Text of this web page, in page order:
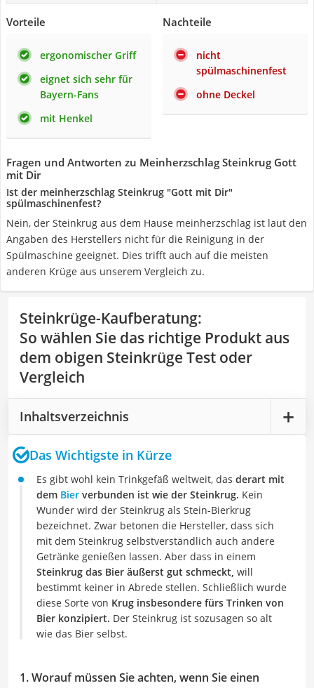
Vorteile
ergonomischer Griff
eignet sich sehr für
Bayern-Fans
mit Henkel
Nachteile
nicht
spülmaschinenfest
ohne Deckel
Fragen und Antworten zu Meinherzschlag Steinkrug Gott
mit Dir
Ist der meinherzschlag Steinkrug "Gott mit Dir"
spülmaschinenfest?
Nein, der Steinkrug aus dem Hause meinherzschlag ist laut den
Angaben des Herstellers nicht für die Reinigung in der
Spülmaschine geeignet. Dies trifft auch auf die meisten
anderen Krüge aus unserem Vergleich zu.
Steinkrüge-Kaufberatung:
So wählen Sie das richtige Produkt aus
dem obigen Steinkrüge Test oder
Vergleich
Inhaltsverzeichnis
Das Wichtigste in Kürze
Es gibt wohl kein Trinkgefäß weltweit, das derart mit
dem Bier verbunden ist wie der Steinkrug. Kein
Wunder wird der Steinkrug als Stein-Bierkrug
bezeichnet. Zwar betonen die Hersteller, dass sich
mit dem Steinkrug selbstverständlich auch andere
Getränke genießen lassen. Aber dass in einem
Steinkrug das Bier äußerst gut schmeckt, will
bestimmt keiner in Abrede stellen. Schließlich wurde
diese Sorte von Krug insbesondere fürs Trinken von
Bier konzipiert. Der Steinkrug ist sozusagen so alt
wie das Bier selbst.
1. Worauf müssen Sie achten, wenn Sie einen